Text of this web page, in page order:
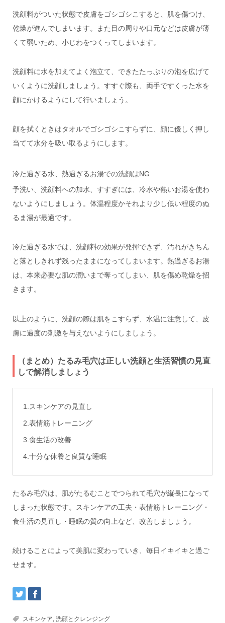
洗顔料がついた状態で皮膚をゴシゴシこすると、肌を傷つけ、
乾燥が進んでしまいます。また目の周りや口元などは皮膚が薄
くて弱いため、小じわをつくってしまいます。
洗顔料に水を加えてよく泡立て、できたたっぷりの泡を広げて
いくように洗顔しましょう。すすぐ際も、両手ですくった水を
顔にかけるようにして行いましょう。
顔を拭くときはタオルでゴシゴシこすらずに、顔に優しく押し
当てて水分を吸い取るようにします。
冷た過ぎる水、熱過ぎるお湯での洗顔はNG
予洗い、洗顔料への加水、すすぎには、冷水や熱いお湯を使わ
ないようにしましょう。体温程度かそれより少し低い程度のぬ
るま湯が最適です。
冷た過ぎる水では、洗顔料の効果が発揮できず、汚れがきちん
と落としきれず残ったままになってしまいます。熱過ぎるお湯
は、本来必要な肌の潤いまで奪ってしまい、肌を傷め乾燥を招
きます。
以上のように、洗顔の際は肌をこすらず、水温に注意して、皮
膚に過度の刺激を与えないようにしましょう。
（まとめ）たるみ毛穴は正しい洗顔と生活習慣の見直
しで解消しましょう
1.スキンケアの見直し
2.表情筋トレーニング
3.食生活の改善
4.十分な休養と良質な睡眠
たるみ毛穴は、肌がたるむことでつられて毛穴が縦長になって
しまった状態です。スキンケアの工夫・表情筋トレーニング・
食生活の見直し・睡眠の質の向上など、改善しましょう。
続けることによって美肌に変わっていき、毎日イキイキと過ご
せます。
スキンケア 洗顔とクレンジング